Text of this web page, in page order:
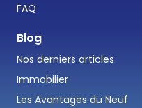
FAQ
Blog
Nos derniers articles
Immobilier
Les Avantages du Neuf